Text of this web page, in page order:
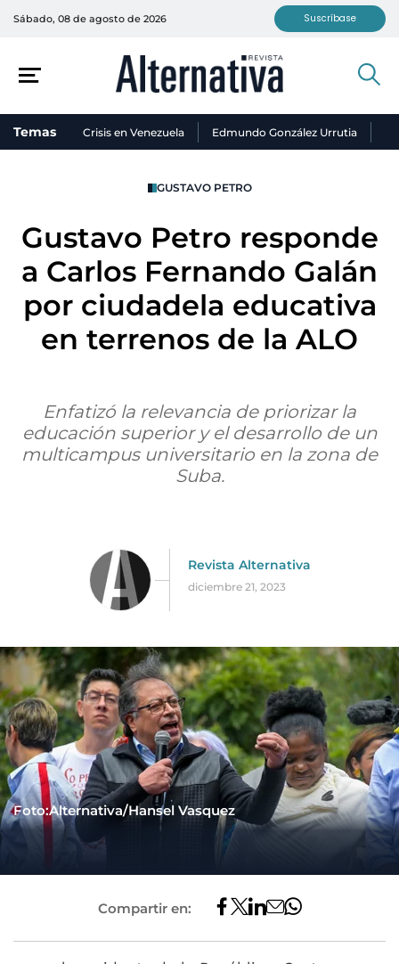
Sábado, 08 de agosto de 2026 Suscríbase
Temas Crisis en Venezuela Edmundo González Urrutia
GUSTAVO PETRO
Gustavo Petro responde
a Carlos Fernando Galán
por ciudadela educativa
en terrenos de la ALO
Enfatizó la relevancia de priorizar la
educación superior y el desarrollo de un
multicampus universitario en la zona de
Suba.
Revista Alternativa
diciembre 21, 2023
Foto:Alternativa/Hansel Vasquez
Compartir en: